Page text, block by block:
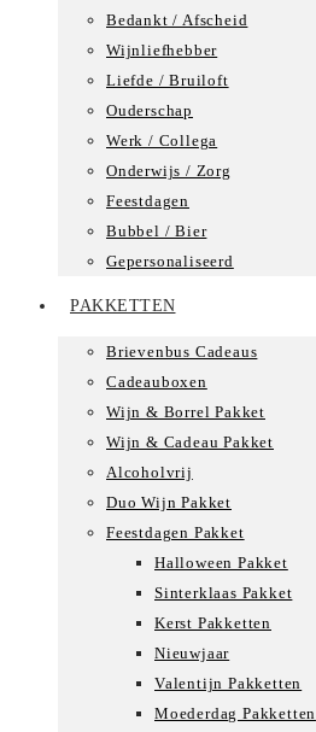
Bedankt / Afscheid
Wijnliefhebber
Liefde / Bruiloft
Ouderschap
Werk / Collega
Onderwijs / Zorg
Feestdagen
Bubbel / Bier
Gepersonaliseerd
PAKKETTEN
Brievenbus Cadeaus
Cadeauboxen
Wijn & Borrel Pakket
Wijn & Cadeau Pakket
Alcoholvrij
Duo Wijn Pakket
Feestdagen Pakket
Halloween Pakket
Sinterklaas Pakket
Kerst Pakketten
Nieuwjaar
Valentijn Pakketten
Moederdag Pakketten